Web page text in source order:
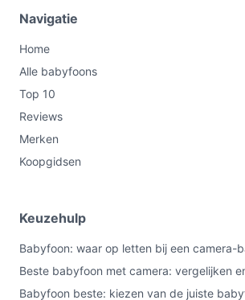
Navigatie
Home
Alle babyfoons
Top 10
Reviews
Merken
Koopgidsen
Keuzehulp
Babyfoon: waar op letten bij een camera-
Beste babyfoon met camera: vergelijken
Babyfoon beste: kiezen van de juiste